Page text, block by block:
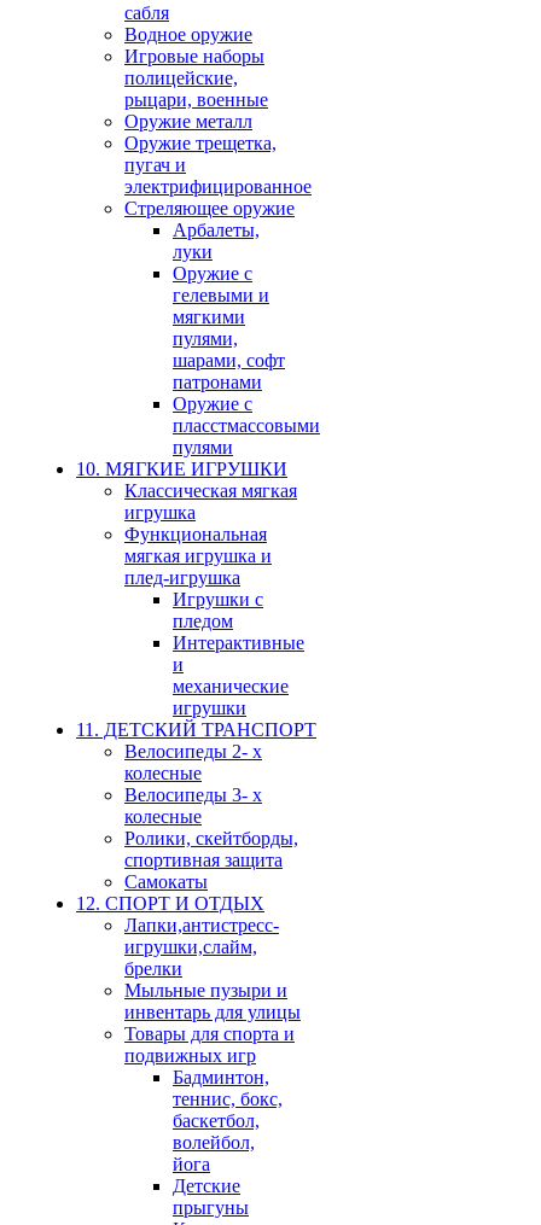
сабля
Водное оружие
Игровые наборы
полицейские,
рыцари, военные
Оружие металл
Оружие трещетка,
пугач и
электрифицированное
Стреляющее оружие
Арбалеты,
луки
Оружие с
гелевыми и
мягкими
пулями,
шарами, софт
патронами
Оружие с
пласстмассовыми
пулями
10. МЯГКИЕ ИГРУШКИ
Классическая мягкая
игрушка
Функциональная
мягкая игрушка и
плед-игрушка
Игрушки с
пледом
Интерактивные
и
механические
игрушки
11. ДЕТСКИЙ ТРАНСПОРТ
Велосипеды 2- х
колесные
Велосипеды 3- х
колесные
Ролики, скейтборды,
спортивная защита
Самокаты
12. СПОРТ И ОТДЫХ
Лапки,антистресс-
игрушки,слайм,
брелки
Мыльные пузыри и
инвентарь для улицы
Товары для спорта и
подвижных игр
Бадминтон,
теннис, бокс,
баскетбол,
волейбол,
йога
Детские
прыгуны